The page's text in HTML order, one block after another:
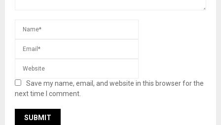
Save my name, email, and website in this browser for the
next time I comment.